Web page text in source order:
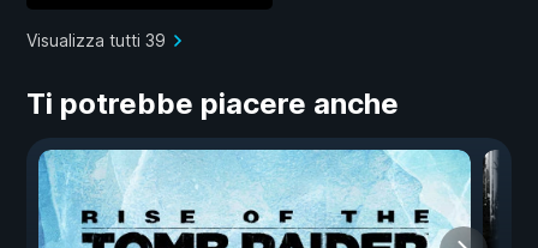
Visualizza tutti 39
Ti potrebbe piacere anche